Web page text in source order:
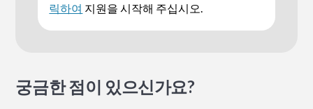
릭하여 지원을 시작해 주십시오.
궁금한 점이 있으신가요?